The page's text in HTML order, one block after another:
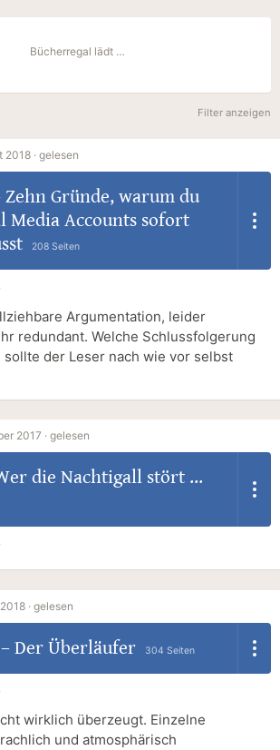
Bücherregal lädt …
Filter anzeigen
2018 · gelesen
Zehn Gründe, warum du
Media Accounts sofort
208 Seiten
Argumentation, leider
redundant. Welche Schlussfolgerung
sollte der Leser nach wie vor selbst
2017 ·gelesen
die Nachtigall stört ...
· gelesen
Der Überläufer 304 Seiten
wirklich überzeugt. Einzelne
und atmosphärisch